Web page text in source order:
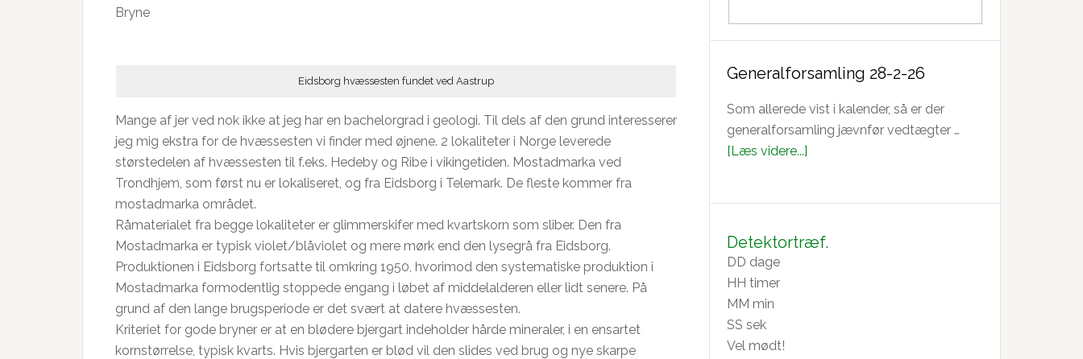
Bryne
Eidsborg hvæssesten fundet ved Aastrup
Mange af jer ved nok ikke at jeg har en bachelorgrad i geologi. Til dels af den grund interesserer
jeg mig ekstra for de hvæssesten vi finder med øjnene. 2 lokaliteter i Norge leverede
størstedelen af hvæssesten til f.eks. Hedeby og Ribe i vikingetiden. Mostadmarka ved
Trondhjem, som først nu er lokaliseret, og fra Eidsborg i Telemark. De fleste kommer fra
mostadmarka området.
Råmaterialet fra begge lokaliteter er glimmerskifer med kvartskorn som sliber. Den fra
Mostadmarka er typisk violet/blåviolet og mere mørk end den lysegrå fra Eidsborg.
Produktionen i Eidsborg fortsatte til omkring 1950, hvorimod den systematiske produktion i
Mostadmarka formodentlig stoppede engang i løbet af middelalderen eller lidt senere. På
grund af den lange brugsperiode er det svært at datere hvæssesten.
Kriteriet for gode bryner er at en blødere bjergart indeholder hårde mineraler, i en ensartet
kornstørrelse, typisk kvarts. Hvis bjergarten er blød vil den slides ved brug og nye skarpe
Generalforsamling 28-2-26
Som allerede vist i kalender, så er der
generalforsamling jævnfør vedtægter …
[Læs videre...]
Detektortræf.
DD dage
HH timer
MM min
SS sek
Vel mødt!